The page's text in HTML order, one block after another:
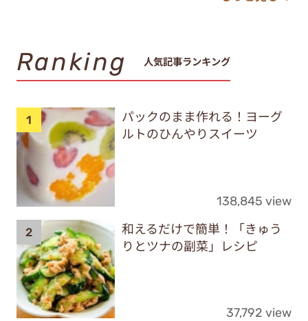
Ranking 人気記事ランキング
パックのまま作れる！ヨーグ
ルトのひんやりスイーツ
138,845 view
和えるだけで簡単！「きゅう
りとツナの副菜」レシピ
37,792 view